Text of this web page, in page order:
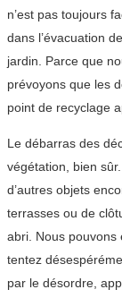
n’est pas toujours
dans l’évacuation
jardin. Parce que
prévoyons que les
point de recyclage
Le débarras des
végétation, bien
d’autres objets
terrasses ou de
abri. Nous pouvons
tentez
par le désordre,